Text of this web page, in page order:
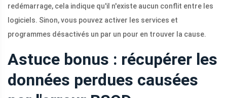
redémarrage, cela indique qu'il n'existe aucun conflit entre les
logiciels. Sinon, vous pouvez activer les services et
programmes désactivés un par un pour en trouver la cause.
Astuce bonus : récupérer les
données perdues causées